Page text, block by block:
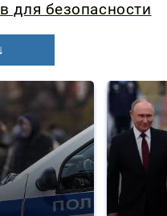
для безопасности